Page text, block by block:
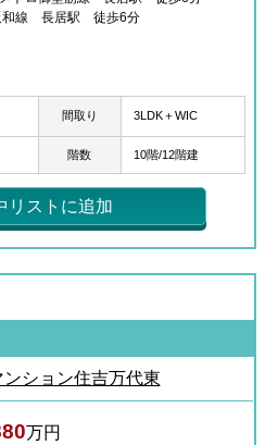
和線 長居駅 徒歩6分
間取り 3LDK＋WIC
階数 10階/12階建
リストに追加
ション住吉万代東
万円